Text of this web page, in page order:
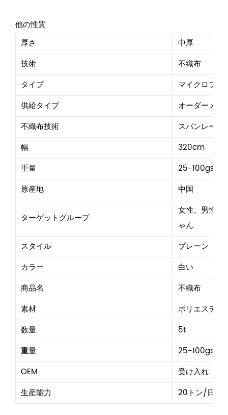
他の性質
厚さ
中厚
技術
不織布
タイプ
マイクロファ
供給タイプ
オーダーメイ
不織布技術
スパンレース
幅
320cm
重量
25-100gsm
原産地
中国
ターゲットグループ
女性、男性、
ゃん
スタイル
プレーン
カラー
白い
商品名
不織布
素材
ポリエステル
数量
5t
重量
25-100gsm
OEM
受け入れ
生産能力
20トン/日